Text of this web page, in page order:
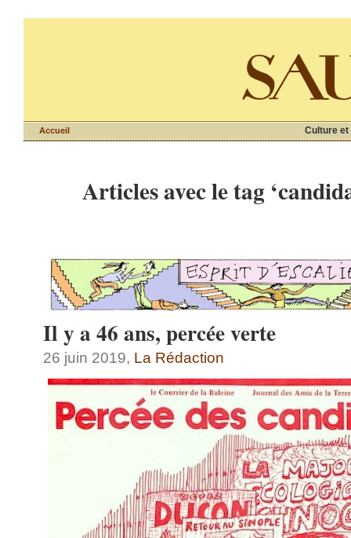
Culture et
Accueil
Articles avec le tag
Il y a 46 ans, percée verte
26 juin 2019, La Rédaction